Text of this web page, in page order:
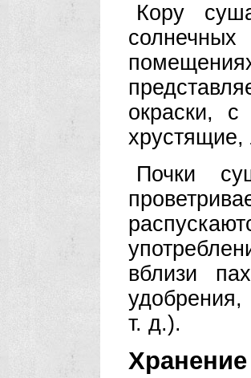
Кору
окраски,
Почки
вблизи
т. д.).